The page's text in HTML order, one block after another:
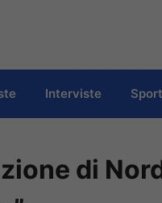
Interviste Sport
di